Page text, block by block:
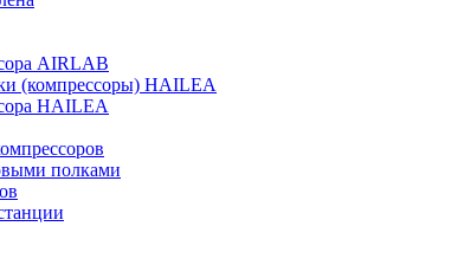
AIRLAB
(компрессоры) HAILEA
HAILEA
полками